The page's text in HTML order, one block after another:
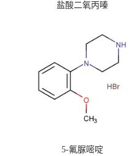
盐酸二氧丙嗪
5-氟脲嘧啶